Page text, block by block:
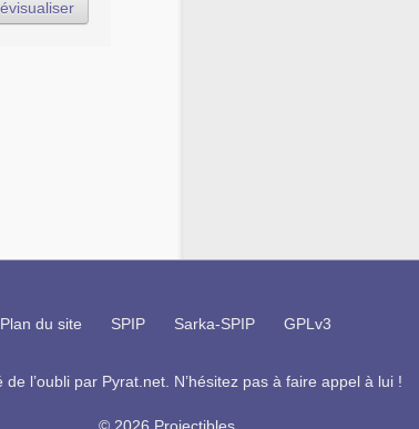
Plan du site SPIP Sarka-SPIP GPLv3
de l’oubli par Pyrat.net . N’hésitez pas à faire appel à lui !